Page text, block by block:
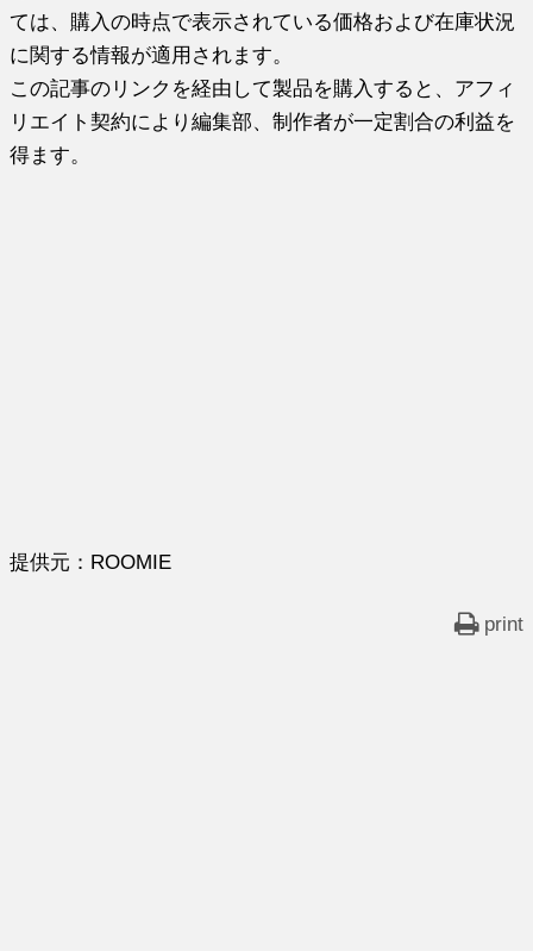
ては、購入の時点で表示されている価格および在庫状況
に関する情報が適用されます。
この記事のリンクを経由して製品を購入すると、アフィ
リエイト契約により編集部、制作者が一定割合の利益を
得ます。
提供元：ROOMIE
print